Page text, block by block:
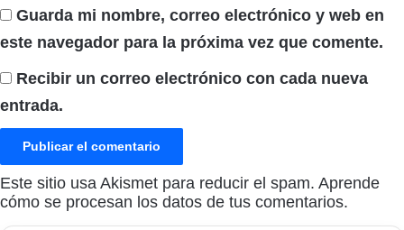
Guarda mi nombre, correo electrónico y web en
este navegador para la próxima vez que comente.
Recibir un correo electrónico con cada nueva
entrada.
Este sitio usa Akismet para reducir el spam. Aprende
cómo se procesan los datos de tus comentarios.